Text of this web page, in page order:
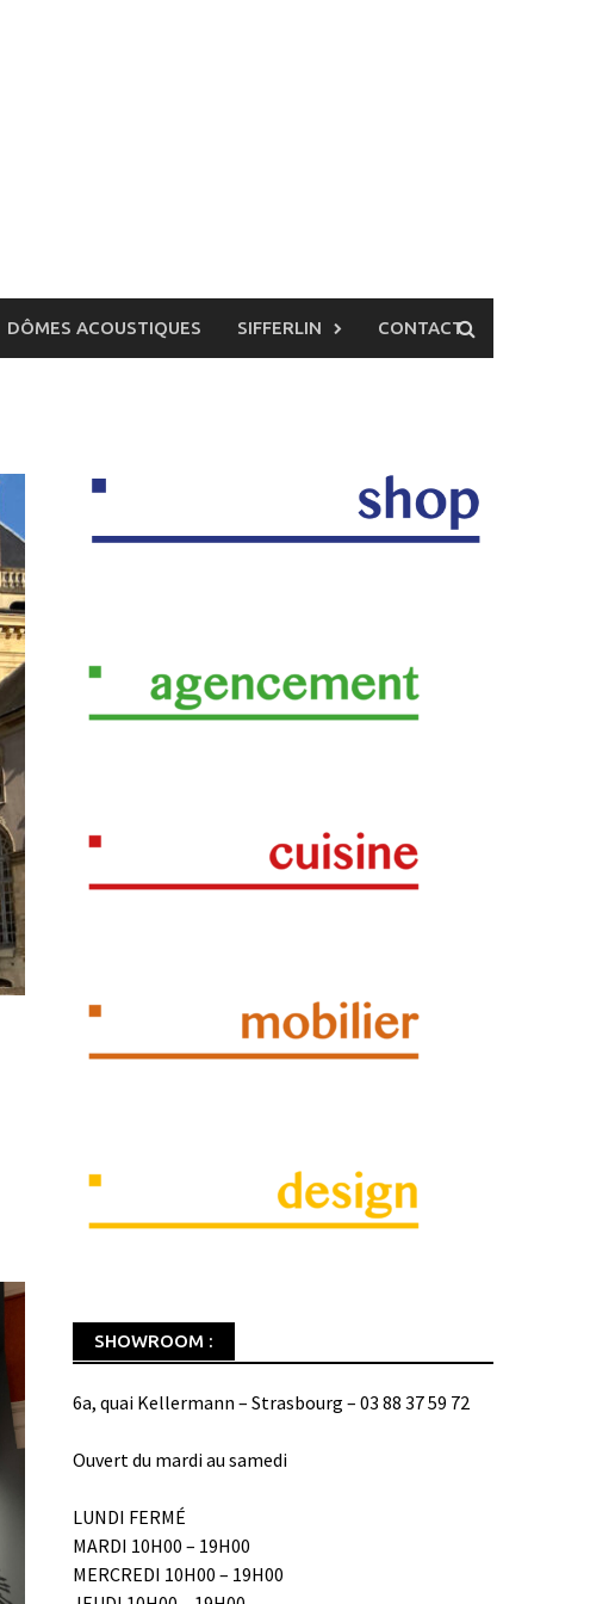
DÔMES ACOUSTIQUES SIFFERLIN CONTACT
SHOWROOM :
6a, quai Kellermann – Strasbourg – 03 88 37 59 72
Ouvert du mardi au samedi
LUNDI FERMÉ
MARDI 10H00 – 19H00
MERCREDI 10H00 – 19H00